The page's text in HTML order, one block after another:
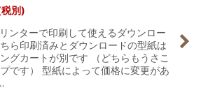
別)
ンターで印刷して使えるダウンロー
ちら印刷済みとダウンロードの型紙は
グカートが別です （どちらもうさこ
です） 型紙によって価格に変更があ